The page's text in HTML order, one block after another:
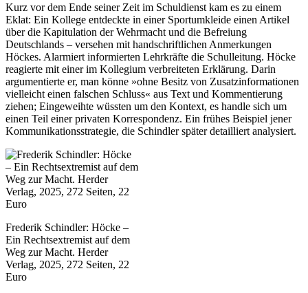
Kurz vor dem Ende seiner Zeit im Schuldienst kam es zu einem
Eklat: Ein Kollege entdeckte in einer Sportumkleide einen Artikel
über die Kapitulation der Wehrmacht und die Befreiung
Deutschlands – versehen mit handschriftlichen Anmerkungen
Höckes. Alarmiert informierten Lehrkräfte die Schulleitung. Höcke
reagierte mit einer im Kollegium verbreiteten Erklärung. Darin
argumentierte er, man könne »ohne Besitz von Zusatzinformationen
vielleicht einen falschen Schluss« aus Text und Kommentierung
ziehen; Eingeweihte wüssten um den Kontext, es handle sich um
einen Teil einer privaten Korrespondenz. Ein frühes Beispiel jener
Kommunikationsstrategie, die Schindler später detailliert analysiert.
Frederik Schindler: Höcke –
Ein Rechtsextremist auf dem
Weg zur Macht. Herder
Verlag, 2025, 272 Seiten, 22
Euro